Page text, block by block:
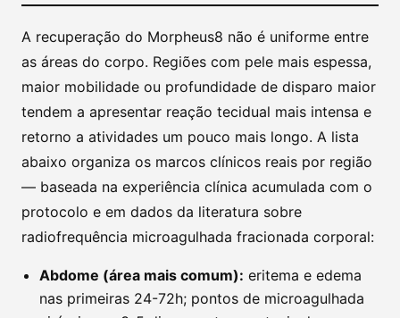
A recuperação do Morpheus8 não é uniforme entre
as áreas do corpo. Regiões com pele mais espessa,
maior mobilidade ou profundidade de disparo maior
tendem a apresentar reação tecidual mais intensa e
retorno a atividades um pouco mais longo. A lista
abaixo organiza os marcos clínicos reais por região
— baseada na experiência clínica acumulada com o
protocolo e em dados da literatura sobre
radiofrequência microagulhada fracionada corporal:
Abdome (área mais comum): eritema e edema
nas primeiras 24-72h; pontos de microagulhada